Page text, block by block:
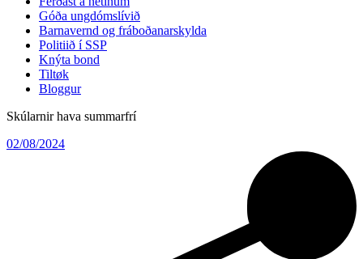
Góða ungdómslívið
Barnavernd og fráboðanarskylda
Politiið í SSP
Knýta bond
Tiltøk
Bloggur
Skúlarnir hava summarfrí
02/08/2024